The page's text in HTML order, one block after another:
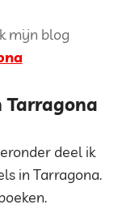
mijn blog
Tarragona
deel ik
in Tarragona.